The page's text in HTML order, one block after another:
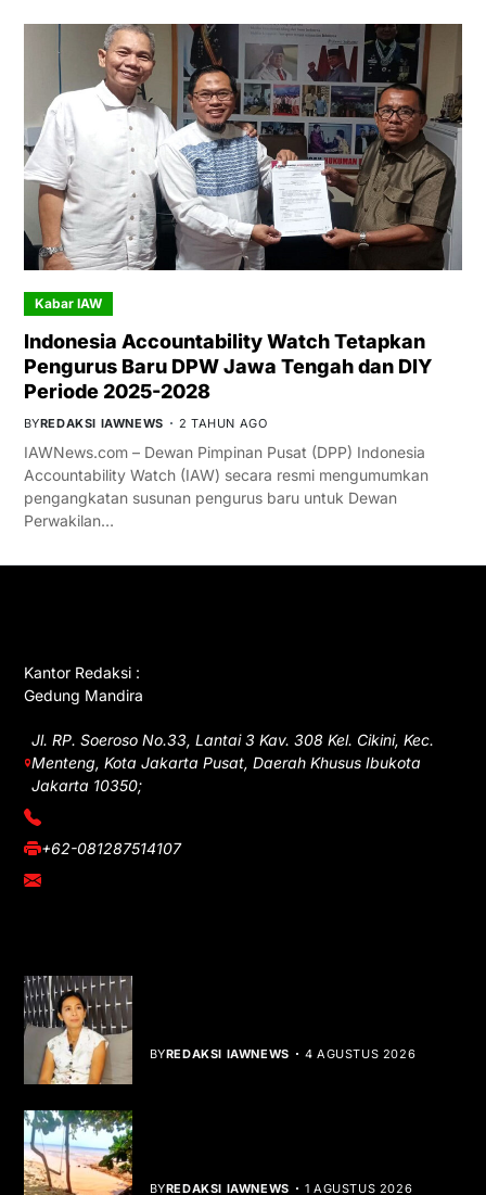
Kabar IAW
Indonesia Accountability Watch Tetapkan
Pengurus Baru DPW Jawa Tengah dan DIY
Periode 2025-2028
BYREDAKSI IAWNEWS 2 TAHUN AGO
IAWNews.com – Dewan Pimpinan Pusat (DPP) Indonesia
Accountability Watch (IAW) secara resmi mengumumkan
pengangkatan susunan pengurus baru untuk Dewan
Perwakilan…
Kantor Redaksi :
Gedung Mandira
Jl. RP. Soeroso No.33, Lantai 3 Kav. 308 Kel. Cikini, Kec.
Menteng, Kota Jakarta Pusat, Daerah Khusus Ibukota
Jakarta 10350;
(021) 3908026
+62-081287514107
adm@iawnews.com
BYREDAKSI IAWNEWS 4 AGUSTUS 2026
BYREDAKSI IAWNEWS 1 AGUSTUS 2026